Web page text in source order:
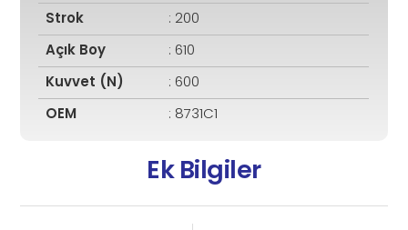
Strok : 200
Açık Boy : 610
Kuvvet (N) : 600
OEM : 8731C1
Ek Bilgiler